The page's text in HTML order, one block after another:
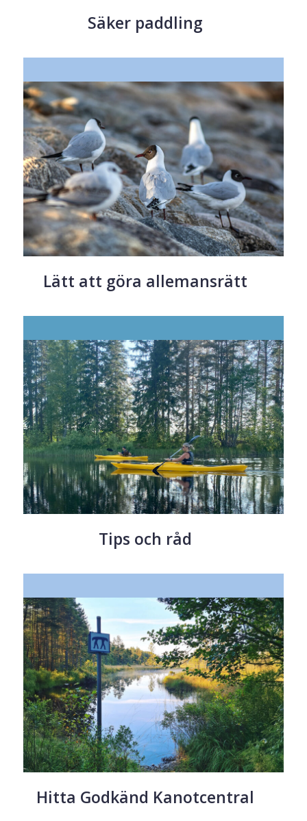
Säker paddling
Lätt att göra allemansrätt
Tips och råd
Hitta Godkänd Kanotcentral